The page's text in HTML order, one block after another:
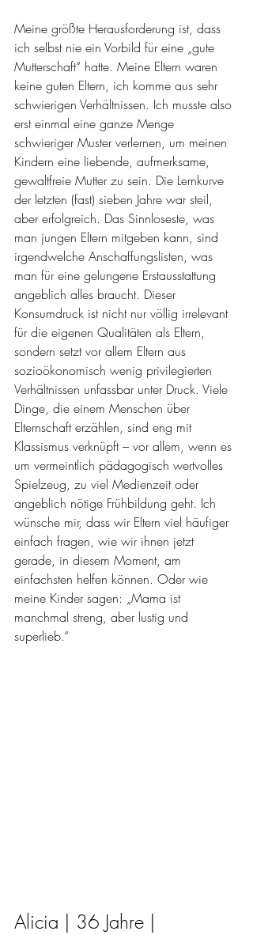
Meine größte Herausforderung ist, dass
ich selbst nie ein Vorbild für eine „gute
Mutterschaft“ hatte. Meine Eltern waren
keine guten Eltern, ich komme aus sehr
schwierigen Verhältnissen. Ich musste also
erst einmal eine ganze Menge
schwieriger Muster verlernen, um meinen
Kindern eine liebende, aufmerksame,
gewaltfreie Mutter zu sein. Die Lernkurve
der letzten (fast) sieben Jahre war steil,
aber erfolgreich. Das Sinnloseste, was
man jungen Eltern mitgeben kann, sind
irgendwelche Anschaffungslisten, was
man für eine gelungene Erstausstattung
angeblich alles braucht. Dieser
Konsumdruck ist nicht nur völlig irrelevant
für die eigenen Qualitäten als Eltern,
sondern setzt vor allem Eltern aus
sozioökonomisch wenig privilegierten
Verhältnissen unfassbar unter Druck. Viele
Dinge, die einem Menschen über
Elternschaft erzählen, sind eng mit
Klassismus verknüpft – vor allem, wenn es
um vermeintlich pädagogisch wertvolles
Spielzeug, zu viel Medienzeit oder
angeblich nötige Frühbildung geht. Ich
wünsche mir, dass wir Eltern viel häufiger
einfach fragen, wie wir ihnen jetzt
gerade, in diesem Moment, am
einfachsten helfen können. Oder wie
meine Kinder sagen: „Mama ist
manchmal streng, aber lustig und
superlieb.“
Alicia | 36 Jahre |